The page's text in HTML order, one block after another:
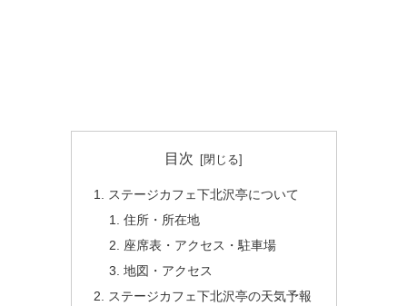
目次
ステージカフェ下北沢亭について
住所・所在地
座席表・アクセス・駐車場
地図・アクセス
ステージカフェ下北沢亭の天気予報